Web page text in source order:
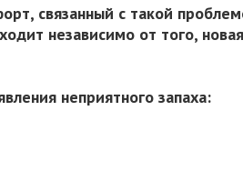
связанный с такой
независимо от того,
неприятного запаха: